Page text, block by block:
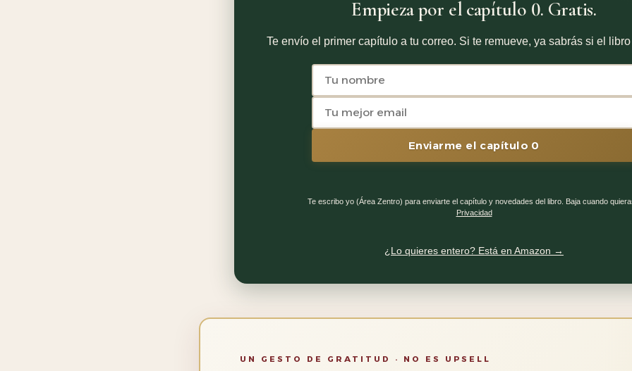
Empieza por el capítulo 0. Gratis.
Te envío el primer capítulo a tu correo. Si te remueve, ya sabrás si el
Enviarme el capítulo 0
Te escribo yo (Área Zentro) para enviarte el capítulo y novedades del libro. Baja cuando
Privacidad
¿Lo quieres entero? Está en Amazon →
UN GESTO DE GRATITUD · NO ES UPSELL